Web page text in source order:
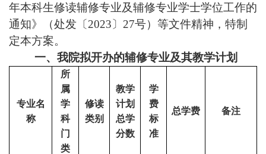
年本科生修读辅修专业及辅修专业学士学位工作的
通知》（处发〔 2023 〕 27号）等文件精神，特制
定本方案。
一、我院拟开办的辅修专业及其教学计划
专业名
称
所
属
学
科
门
类
修读
类别
教学
计划
总学
分数
学
费
标
准
总学费 备注